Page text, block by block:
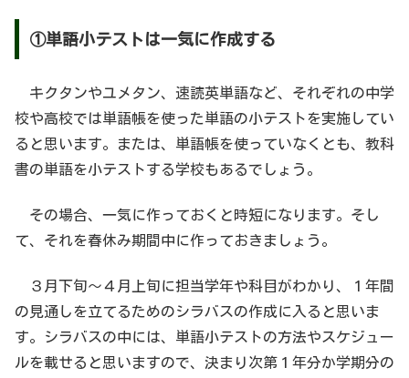
①単語小テストは一気に作成する
キクタンやユメタン、速読英単語など、それぞれの中学
校や高校では単語帳を使った単語の小テストを実施してい
ると思います。または、単語帳を使っていなくとも、教科
書の単語を小テストする学校もあるでしょう。
その場合、一気に作っておくと時短になります。そし
て、それを春休み期間中に作っておきましょう。
３月下旬〜４月上旬に担当学年や科目がわかり、１年間
の見通しを立てるためのシラバスの作成に入ると思いま
す。シラバスの中には、単語小テストの方法やスケジュー
ルを載せると思いますので、決まり次第１年分か学期分の